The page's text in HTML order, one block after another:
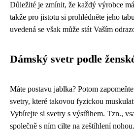
Důležité je zmínit, že každý výrobce
takže pro jistotu si prohlédněte jeho
uvedená se však může stát Vaším
Dámský svetr podle
Máte postavu jablka? Potom
svetry, které takovou fyzickou
Vybírejte si svetry s výstřihem. Tzn.,
společně s ním cilte na zeštíhlení